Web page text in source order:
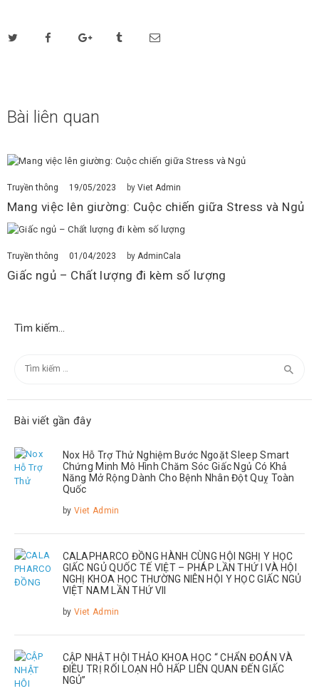
Bài liên quan
Truyền thông 19/05/2023 by Viet Admin
Mang việc lên giường: Cuộc chiến giữa Stress và Ngủ
Truyền thông 01/04/2023 by AdminCala
Giấc ngủ – Chất lượng đi kèm số lượng
Tìm kiếm…
kiếm
Bài viết gần đây
Nox Hỗ Trợ Thử Nghiệm Bước Ngoặt Sleep Smart
Chứng Minh Mô Hình Chăm Sóc Giấc Ngủ Có Khả
Năng Mở Rộng Dành Cho Bệnh Nhân Đột Quỵ Toàn
Quốc
by Viet Admin
CALAPHARCO ĐỒNG HÀNH CÙNG HỘI NGHỊ Y HỌC
GIẤC NGỦ QUỐC TẾ VIỆT – PHÁP LẦN THỨ I VÀ HỘI
NGHỊ KHOA HỌC THƯỜNG NIÊN HỘI Y HỌC GIẤC NGỦ
VIỆT NAM LẦN THỨ VII
by Viet Admin
CẬP NHẬT HỘI THẢO KHOA HỌC “ CHẨN ĐOÁN VÀ
ĐIỀU TRỊ RỐI LOẠN HÔ HẤP LIÊN QUAN ĐẾN GIẤC
NGỦ”